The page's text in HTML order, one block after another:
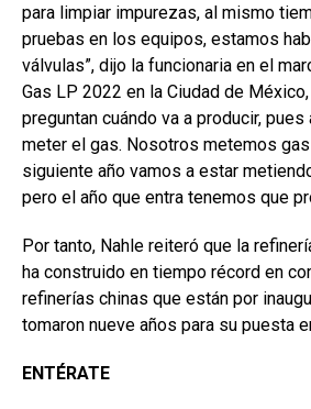
para limpiar impurezas, al mismo
pruebas en los equipos, estamos
válvulas”, dijo la funcionaria en el
Gas LP 2022 en la Ciudad de México,
preguntan cuándo va a producir,
meter el gas. Nosotros metemos
siguiente año vamos a estar
pero el año que entra tenemos que
Por tanto, Nahle reiteró que la
ha construido en tiempo récord en
refinerías chinas que están por
tomaron nueve años para su puesta
ENTÉRATE